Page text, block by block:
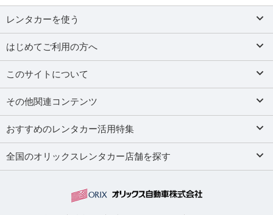
レンタカーを使う
はじめてご利用の方へ
このサイトについて
その他関連コンテンツ
おすすめのレンタカー活用特集
全国のオリックスレンタカー店舗を探す